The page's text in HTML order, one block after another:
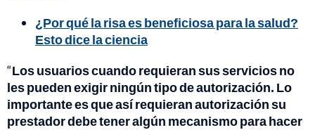
¿Por qué la risa es beneficiosa para la salud?
Esto dice la ciencia
“Los usuarios cuando requieran sus servicios no
les pueden exigir ningún tipo de autorización. Lo
importante es que así requieran autorización su
prestador debe tener algún mecanismo para hacer